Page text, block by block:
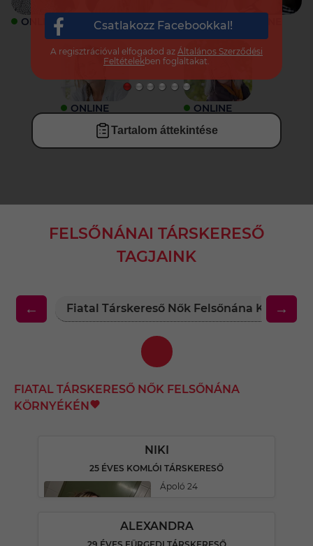
ONLINE ONLINE ONLINE
ONLINE ONLINE
Tartalom áttekintése
FELSŐNÁNAI TÁRSKERESŐ
TAGJAINK
← Fiatal Társkereső Nők Felsőnána →
FIATAL TÁRSKERESŐ NŐK FELSŐNÁNA
KÖRNYÉKÉN
NIKI
25 ÉVES KOMLÓI TÁRSKERESŐ
Ápoló 24
ALEXANDRA
Csatlakozz Facebookkal!
A regisztrációval elfogadod az Általános Szerződési
Feltételekben foglaltakat.